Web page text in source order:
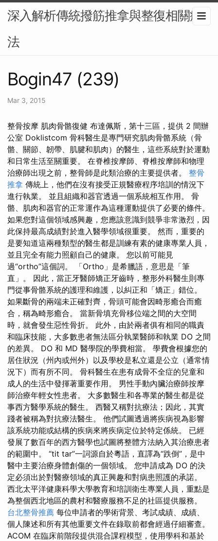
深入解析傳統撥筋推拿與整復相關療
法
Bogin47 (239)
Mar 3, 2015
整骨按摩 肌肉骨骼復健 布達佩斯，第十三區，提供 2 間辦
公室 Doklistcom 骨科醫生是專門研究肌肉骨骼系統（骨
骼、關節、韌帶、肌腱和肌肉）的醫生，這些系統對於運動
和日常生活至關重要。 在脊椎按摩師、脊椎按摩師和物理
治療師出現之前，整骨師是此類治療的主要提供者。 整骨
推拿 傳統上，他們在沒有接受正規醫療程序培訓的情況下
進行執業。 並且組織和器官透過一個系統相互作用。 骨
骼、肌肉和器官的正常運作為這種運動提供了必要的條件。
如果您對這個領域感興趣，您應該意識到競爭非常激烈，因
此保持最高成績對於進入醫學領域很重要。 然而，重要的
是要知道這兩種類型的醫生都是訓練有素的健康專業人員，
並且完全有能力照顧自己的健康。 您以前可能見
過“ortho”這個詞。 「Ortho」是希臘語，意思是「筆
直」。 因此，當正牙醫師矯正牙齒時，整形外科醫生則專
門從事骨骼系統的護理和維護，以糾正和「矯正」錯位。
如果斷骨的兩端未正確對齊，骨頭可能會因畸形癒合而癒
合，稱為畸形癒合。 當新骨填充骨移位端之間的大空間
時，就會發生惡性骨折。 此外，由於兩者俱有相同的職責
和臨床技能，大多數患者無法區分執業醫師和執業 DO 之間
的差異。 DO 和 MD 醫學院的學費相當。 學費會根據您的
居住狀況（州內或州外）以及學校是私立還是公立（通常情
況下）而有所不同。 骨科醫生在患有成骨不全症的兒童和
成人的生活中發揮著重要作用。 男性手動內臟治療師按摩
師治療年輕女性患者。 大多數醫生和各專業的醫生都是從
事西方醫學系統的醫生。 西醫又稱對抗療法；因此，其實
踐者被稱為對抗療法醫生。 他們試圖透過將疾病視為影響
該系統功能或結構的疾病來將疾病定位於特定係統。 已經
發展了數百年的西方醫學也試圖將整體方法納入其治療患者
的範圍中。 “tit tar”一詞源自於粵語，直譯為“跌倒”，是中
醫中主要治療身體創傷的一個領域。 您申請成為 DO 的決
定必須出於對醫療領域的真正興趣和對病患照護的承諾。
西北太平洋健康科學大學教育和培訓衛生專業人員，重點是
為整個西北地區的農村和醫療服務不足的社區提供服務。
台北整骨推薦 每位申請者的學術背景、考試成績、成績、
個人陳述和所有其他重要文件在錄取前都會經過仔細審查。
ACOM 在臨床前階段提供混合課程模型，使用學科和基於